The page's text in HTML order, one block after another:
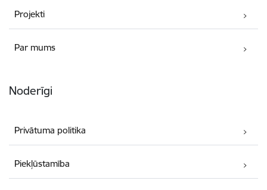
Projekti
Par mums
Noderīgi
Privātuma politika
Piekļūstamība